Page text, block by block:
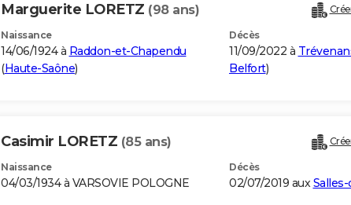
Marguerite LORETZ (98 ans)
Naissance
14/06/1924 à Raddon-et-Chapendu
(Haute-Saône)
Décès
11/09/2022 à
Belfort)
Casimir LORETZ (85 ans)
Naissance
04/03/1934 à VARSOVIE POLOGNE
Décès
02/07/2019 aux